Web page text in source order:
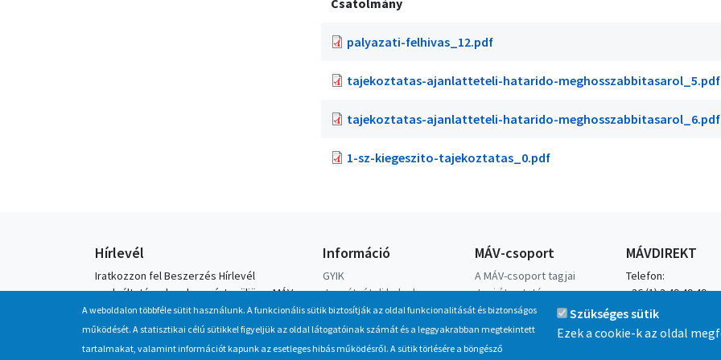
Csatolmány
palyazati-felhivas_12.pdf
tajekoztatas-ajanlatteteli-hatarido-meghosszabbitasarol_5.pdf
tajekoztatas-ajanlatteteli-hatarido-meghosszabbitasarol_6.pdf
1-sz-kiegeszito-tajekoztatas_0.pdf
Hírlevél
Iratkozzon fel Beszerzés Hírlevél
szolgáltatásunkra, hogy értesüljön a MÁV-
csoport által indított új beszerzési
eljárásokról, anyag, eszközértékesítési
akciókról.
Információ
GYIK
Jegyátvételi helyek
Letölthető menetrendek
MÁV-csoport
A MÁV-csoport tagjai
Jogi útmutatás
Adatvédelem
Kapcsolat
Karrier
MÁVDIREKT
Telefon:
+36 (1) 3 49 49 49
Mobilhálózatról:
+36 (20/30/70) 499
A weboldalon többféle sütit használunk. A funkcionális sütik biztosítják az oldal funkcionalitását és biztonságos
működését. A statisztikai célú sütikkel figyeljük az oldal látogatóinak számát és a leggyakrabban megtekintett
tartalmakat, valamint információt kapunk az esetleges hibás működésről. A sütik törlésére a böngésző
Szükséges sütik
Ezek a cookie-k az oldal